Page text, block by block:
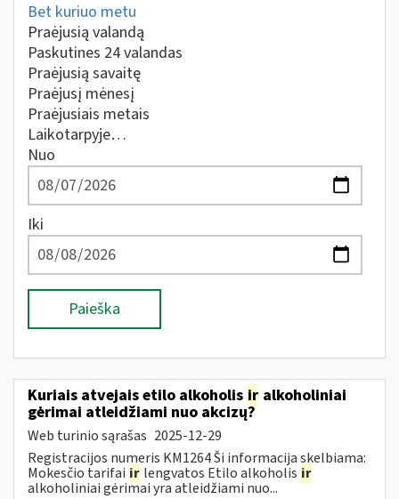
Bet kuriuo metu
Praėjusią valandą
Paskutines 24 valandas
Praėjusią savaitę
Praėjusį mėnesį
Praėjusiais metais
Laikotarpyje…
Nuo
Iki
Paieška
Kuriais atvejais etilo alkoholis ir alkoholiniai
gėrimai atleidžiami nuo akcizų?
Web turinio sąrašas 2025-12-29
Registracijos numeris KM1264 Ši informacija skelbiama:
Mokesčio tarifai ir lengvatos Etilo alkoholis ir
alkoholiniai gėrimai yra atleidžiami nuo...